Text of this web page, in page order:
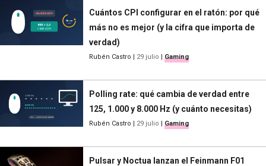
Cuántos CPI configurar en el ratón: por qué
más no es mejor (y la cifra que importa de
verdad)
Rubén Castro | 29 julio | Gaming
Polling rate: qué cambia de verdad entre
125, 1.000 y 8.000 Hz (y cuánto necesitas)
Rubén Castro | 29 julio | Gaming
Pulsar y Noctua lanzan el Feinmann F01